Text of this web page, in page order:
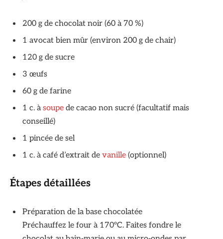
200 g de chocolat noir (60 à 70 %)
1 avocat bien mûr (environ 200 g de chair)
120 g de sucre
3 œufs
60 g de farine
1 c. à soupe de cacao non sucré (facultatif mais
conseillé)
1 pincée de sel
1 c. à café d’extrait de vanille (optionnel)
Étapes détaillées
Préparation de la base chocolatée
Préchauffez le four à 170°C. Faites fondre le